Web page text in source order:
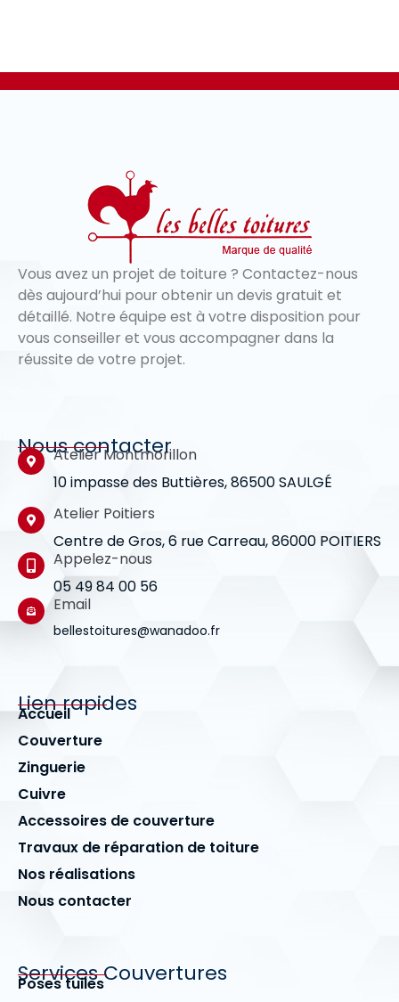
Vous avez un projet de toiture ? Contactez-nous
dès aujourd’hui pour obtenir un devis gratuit et
détaillé. Notre équipe est à votre disposition pour
vous conseiller et vous accompagner dans la
réussite de votre projet.
Nous contacter
Atelier Montmorillon
10 impasse des Buttières, 86500 SAULGÉ
Atelier Poitiers
Centre de Gros, 6 rue Carreau, 86000 POITIERS
Appelez-nous
05 49 84 00 56
Email
bellestoitures@wanadoo.fr
Lien rapides
Accueil
Couverture
Zinguerie
Cuivre
Accessoires de couverture
Travaux de réparation de toiture
Nos réalisations
Nous contacter
Services Couvertures
Poses tuiles